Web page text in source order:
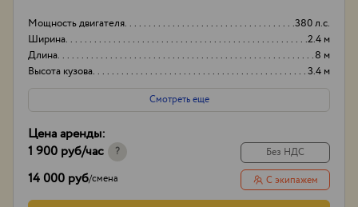
Мощность двигателя
380 л.с.
Ширина
2.4 м
Длина
8 м
Высота кузова
3.4 м
Смотреть еще
Цена аренды:
1 900 руб/час ?
14 000 руб/смена
Без НДС
С экипажем